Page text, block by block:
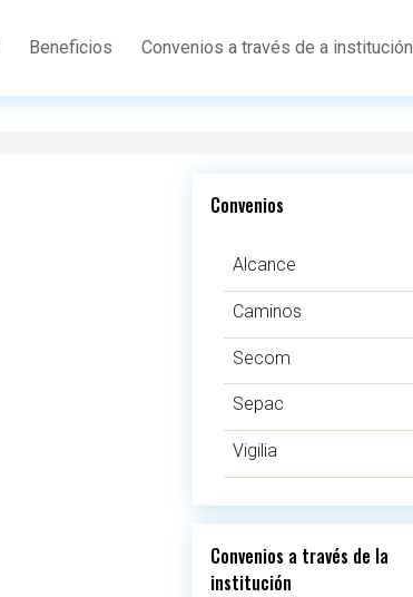
Beneficios Convenios a través de a institución
Convenios
Alcance
Caminos
Secom
Sepac
Vigilia
Convenios a través de la
institución